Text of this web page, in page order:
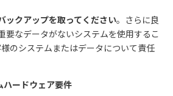
ックアップを取ってください。さらに良
要なデータがないシステムを使用するこ
のシステムまたはデータについて責任
ハードウェア要件